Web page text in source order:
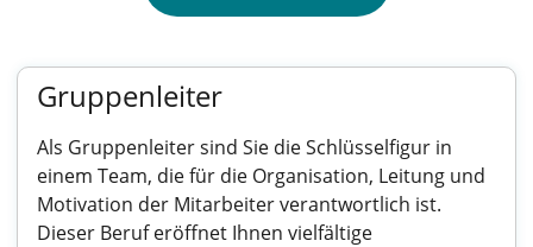
Gruppenleiter
Als Gruppenleiter sind Sie die Schlüsselfigur in
einem Team, die für die Organisation, Leitung und
Motivation der Mitarbeiter verantwortlich ist.
Dieser Beruf eröffnet Ihnen vielfältige